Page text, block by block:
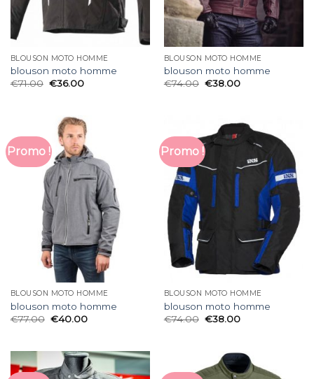
BLOUSON MOTO HOMME
blouson moto homme
€71.00 €36.00
BLOUSON MOTO HOMME
blouson moto homme
€74.00 €38.00
Promo !
BLOUSON MOTO HOMME
blouson moto homme
€77.00 €40.00
Promo !
BLOUSON MOTO HOMME
blouson moto homme
€74.00 €38.00